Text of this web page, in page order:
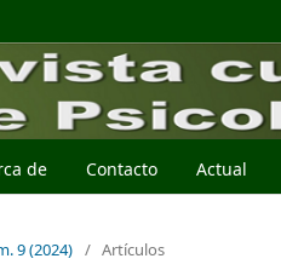
de Contacto Actual
9 (2024) / Artículos